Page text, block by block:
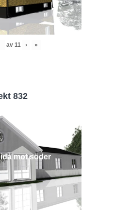
av 11 › »
832
mot söder